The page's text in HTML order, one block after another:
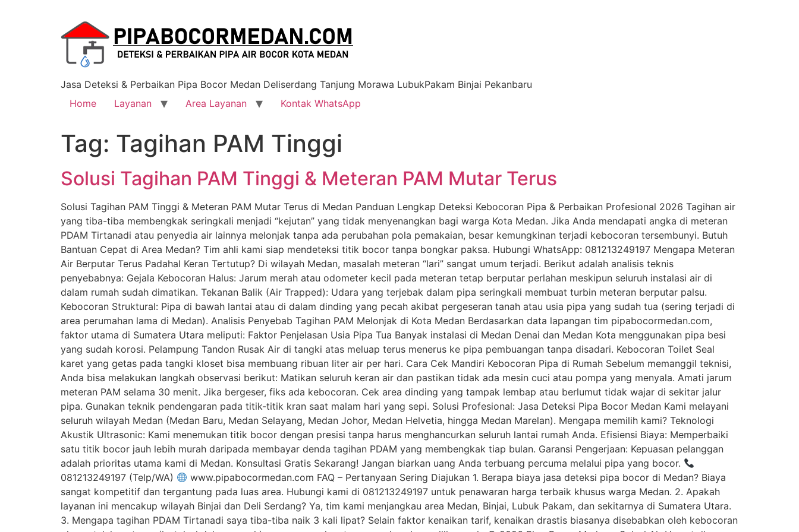
Jasa Deteksi & Perbaikan Pipa Bocor Medan Deliserdang Tanjung Morawa LubukPakam Binjai Pekanbaru
Home
Layanan Area Layanan Kontak WhatsApp
Tag: Tagihan PAM Tinggi
Solusi Tagihan PAM Tinggi & Meteran PAM Mutar Terus
Solusi Tagihan PAM Tinggi & Meteran PAM Mutar Terus di Medan Panduan Lengkap Deteksi Kebocoran Pipa & Perbaikan Profesional 2026 Tagihan air
yang tiba-tiba membengkak seringkali menjadi “kejutan” yang tidak menyenangkan bagi warga Kota Medan. Jika Anda mendapati angka di meteran
PDAM Tirtanadi atau penyedia air lainnya melonjak tanpa ada perubahan pola pemakaian, besar kemungkinan terjadi kebocoran tersembunyi. Butuh
Bantuan Cepat di Area Medan? Tim ahli kami siap mendeteksi titik bocor tanpa bongkar paksa. Hubungi WhatsApp: 081213249197 Mengapa Meteran
Air Berputar Terus Padahal Keran Tertutup? Di wilayah Medan, masalah meteran “lari” sangat umum terjadi. Berikut adalah analisis teknis
penyebabnya: Gejala Kebocoran Halus: Jarum merah atau odometer kecil pada meteran tetap berputar perlahan meskipun seluruh instalasi air di
dalam rumah sudah dimatikan. Tekanan Balik (Air Trapped): Udara yang terjebak dalam pipa seringkali membuat turbin meteran berputar palsu.
Kebocoran Struktural: Pipa di bawah lantai atau di dalam dinding yang pecah akibat pergeseran tanah atau usia pipa yang sudah tua (sering terjadi di
area perumahan lama di Medan). Analisis Penyebab Tagihan PAM Melonjak di Kota Medan Berdasarkan data lapangan tim pipabocormedan.com,
faktor utama di Sumatera Utara meliputi: Faktor Penjelasan Usia Pipa Tua Banyak instalasi di Medan Denai dan Medan Kota menggunakan pipa besi
yang sudah korosi. Pelampung Tandon Rusak Air di tangki atas meluap terus menerus ke pipa pembuangan tanpa disadari. Kebocoran Toilet Seal
karet yang getas pada tangki kloset bisa membuang ribuan liter air per hari. Cara Cek Mandiri Kebocoran Pipa di Rumah Sebelum memanggil teknisi,
Anda bisa melakukan langkah observasi berikut: Matikan seluruh keran air dan pastikan tidak ada mesin cuci atau pompa yang menyala. Amati jarum
meteran PAM selama 30 menit. Jika bergeser, fiks ada kebocoran. Cek area dinding yang tampak lembap atau berlumut tidak wajar di sekitar jalur
pipa. Gunakan teknik pendengaran pada titik-titik kran saat malam hari yang sepi. Solusi Profesional: Jasa Deteksi Pipa Bocor Medan Kami melayani
seluruh wilayah Medan (Medan Baru, Medan Selayang, Medan Johor, Medan Helvetia, hingga Medan Marelan). Mengapa memilih kami? Teknologi
Akustik Ultrasonic: Kami menemukan titik bocor dengan presisi tanpa harus menghancurkan seluruh lantai rumah Anda. Efisiensi Biaya: Memperbaiki
satu titik bocor jauh lebih murah daripada membayar denda tagihan PDAM yang membengkak tiap bulan. Garansi Pengerjaan: Kepuasan pelanggan
adalah prioritas utama kami di Medan. Konsultasi Gratis Sekarang! Jangan biarkan uang Anda terbuang percuma melalui pipa yang bocor.
081213249197 (Telp/WA)
www.pipabocormedan.com FAQ – Pertanyaan Sering Diajukan 1. Berapa biaya jasa deteksi pipa bocor di Medan? Biaya
sangat kompetitif dan tergantung pada luas area. Hubungi kami di 081213249197 untuk penawaran harga terbaik khusus warga Medan. 2. Apakah
layanan ini mencakup wilayah Binjai dan Deli Serdang? Ya, tim kami menjangkau area Medan, Binjai, Lubuk Pakam, dan sekitarnya di Sumatera Utara.
3. Mengapa tagihan PDAM Tirtanadi saya tiba-tiba naik 3 kali lipat? Selain faktor kenaikan tarif, kenaikan drastis biasanya disebabkan oleh kebocoran